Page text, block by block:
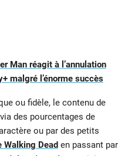
Man réagit à l’annulation
malgré l’énorme succès
ou fidèle, le contenu de
des pourcentages de
ou par des petits
Walking Dead en passant par